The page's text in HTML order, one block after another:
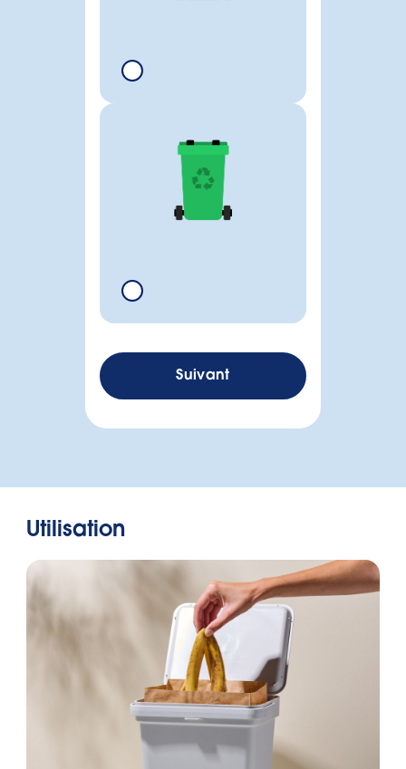
Suivant
Longueur en cm
Largeur en cm
nous n'avons pas
trouvé de sac
poubelle adapté à
votre poubelle.
Utilisation